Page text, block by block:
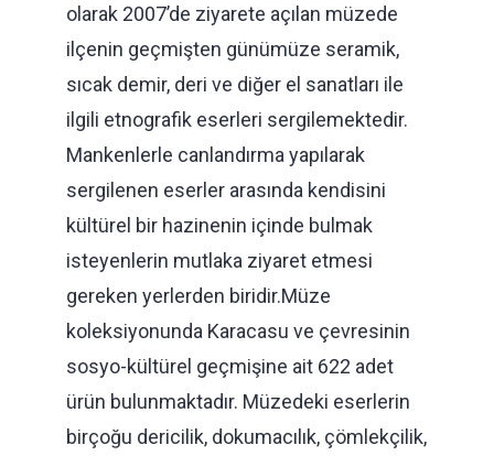
olarak 2007’de ziyarete açılan müzede
ilçenin geçmişten günümüze seramik,
sıcak demir, deri ve diğer el sanatları ile
ilgili etnografik eserleri sergilemektedir.
Mankenlerle canlandırma yapılarak
sergilenen eserler arasında kendisini
kültürel bir hazinenin içinde bulmak
isteyenlerin mutlaka ziyaret etmesi
gereken yerlerden biridir.Müze
koleksiyonunda Karacasu ve çevresinin
sosyo-kültürel geçmişine ait 622 adet
ürün bulunmaktadır. Müzedeki eserlerin
birçoğu dericilik, dokumacılık, çömlekçilik,